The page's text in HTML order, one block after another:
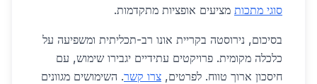
סוגי מתכות מציעים אופציות מתקדמות.
בסיכום, נירוסטה בקריית אונו רב-תכליתית ומשפיעה על
כלכלה מקומית. פרויקטים עתידיים יגבירו שימוש, עם
חיסכון ארוך טווח. לפרטים, צרו קשר. השימושים מגוונים